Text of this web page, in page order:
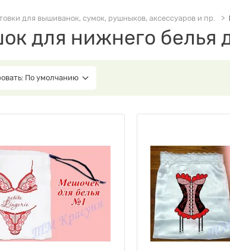
для вышиванок, сумок, рушныков, аксессуаров и пр.
для нижнего белья
По умолчанию